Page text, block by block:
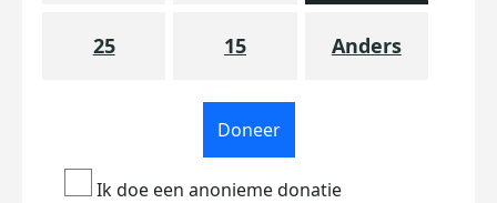
25 15 Anders
Doneer
Ik doe een anonieme donatie